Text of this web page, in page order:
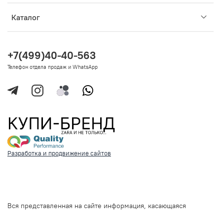
Каталог
+7(499)40-40-563
Телефон отдела продаж и WhatsApp
Разработка и продвижение сайтов
Вся представленная на сайте информация, касающаяся